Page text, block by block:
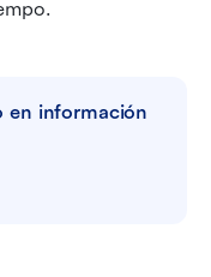
en información